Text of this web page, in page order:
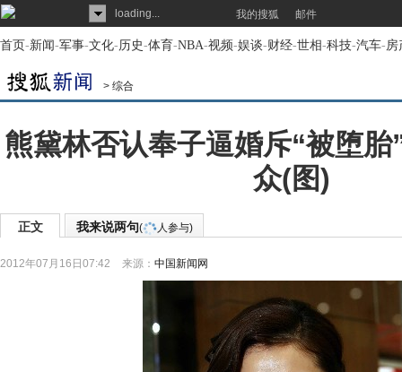
loading... 我的搜狐 邮件
首页-新闻-军事-文化-历史-体育-NBA-视频-娱谈-财经-世相-科技-汽车-房
> 综合
熊黛林否认奉子逼婚斥“被堕
众(图)
正文 我来说两句( 人参与)
2012年07月16日07:42 来源： 中国新闻网